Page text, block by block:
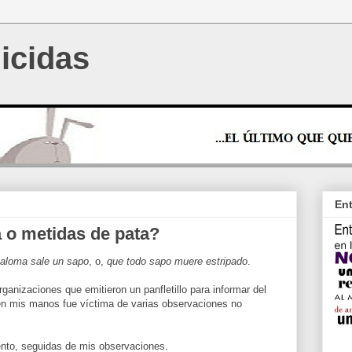
metidas de pata?
sale un sapo, o, que todo sapo muere estripado.
que emitieron un panfletillo para informar del
mis manos fue víctima de varias observaciones no
seguidas de mis observaciones.